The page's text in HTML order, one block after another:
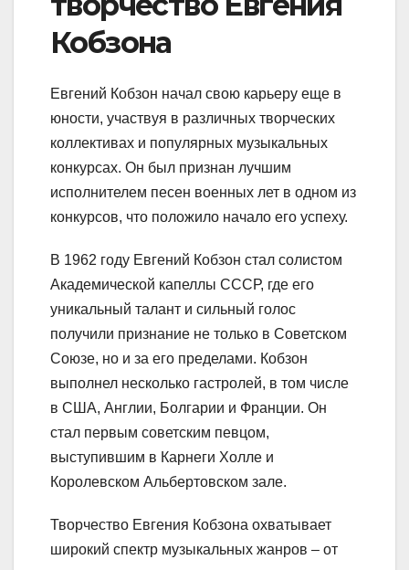
Кобзона
Евгений Кобзон начал свою карьеру еще в
юности, участвуя в различных творческих
коллективах и популярных музыкальных
конкурсах. Он был признан лучшим
исполнителем песен военных лет в одном из
конкурсов, что положило начало его успеху.
В 1962 году Евгений Кобзон стал солистом
Академической капеллы СССР, где его
уникальный талант и сильный голос
получили признание не только в Советском
Союзе, но и за его пределами. Кобзон
выполнел несколько гастролей, в том числе
в США, Англии, Болгарии и Франции. Он
стал первым советским певцом,
выступившим в Карнеги Холле и
Королевском Альбертовском зале.
Творчество Евгения Кобзона охватывает
широкий спектр музыкальных жанров – от